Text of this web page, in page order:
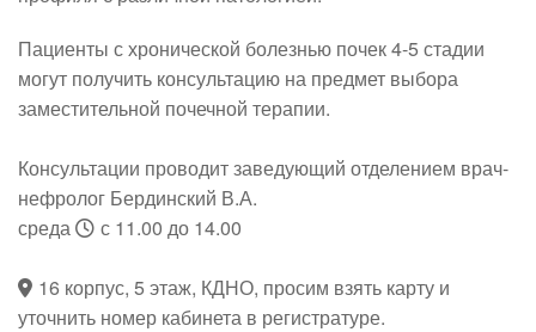
Пациенты с хронической болезнью почек 4-5 стадии
могут получить консультацию на предмет выбора
заместительной почечной терапии.
Консультации проводит заведующий отделением врач-
нефролог Бердинский В.А.
среда
с 11.00 до 14.00
16 корпус, 5 этаж, КДНО, просим взять карту и
уточнить номер кабинета в регистратуре.